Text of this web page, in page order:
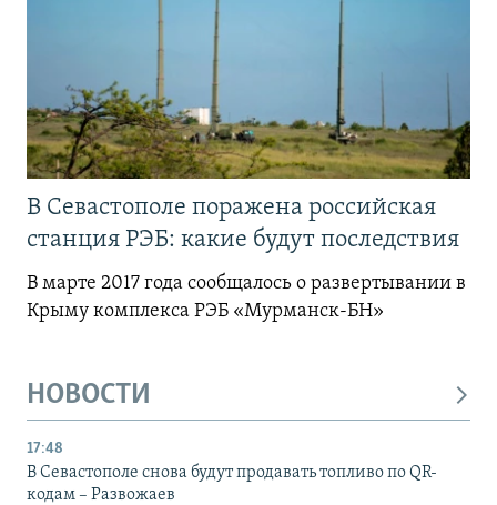
В Севастополе поражена российская
станция РЭБ: какие будут последствия
В марте 2017 года сообщалось о развертывании в
Крыму комплекса РЭБ «Мурманск-БН»
НОВОСТИ
17:48
В Севастополе снова будут продавать топливо по QR-
кодам – Развожаев